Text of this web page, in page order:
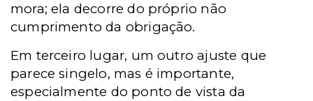
mora; ela decorre do próprio não
cumprimento da obrigação.
Em terceiro lugar, um outro ajuste que
parece singelo, mas é importante,
especialmente do ponto de vista da